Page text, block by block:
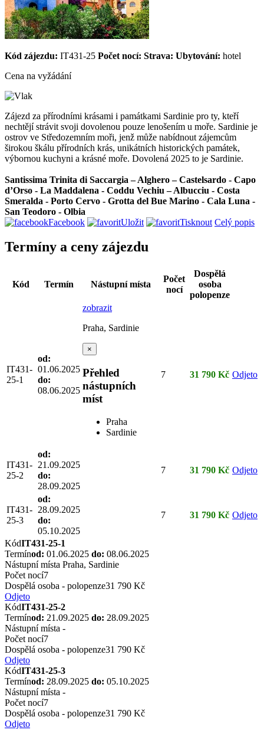
Kód zájezdu: IT431-25 Počet nocí: Strava: Ubytování: hotel
Cena na vyžádání
Zájezd za přírodními krásami i památkami Sardinie pro ty, kteří
nechtějí strávit svoji dovolenou pouze lenošením u moře. Sardinie je
ostrov ve Středozemním moři, jenž může nabídnout zájemcům
širokou škálu přírodních krás, unikátních historických památek,
výbornou kuchyni a krásné moře. Dovolená 2025 to je Sardinie.
Santissima Trinita di Saccargia – Alghero – Castelsardo - Capo
d’Orso - La Maddalena - Coddu Vechiu – Albucciu - Costa
Smeralda - Porto Cervo - Grotta del Bue Marino - Cala Luna -
San Teodoro - Olbia
Facebook
Uložit Tisknout Celý popis
Termíny a ceny zájezdu
Kód Termín Nástupní místa
Počet
nocí
Dospělá
osoba
polopenze
IT431-
25-1
od:
01.06.2025
do:
08.06.2025
zobrazit
Praha, Sardinie
×
Přehled
nástupních
míst
Praha
Sardinie
7 31 790 Kč Odjeto
IT431-
25-2
od:
21.09.2025
do:
28.09.2025
7 31 790 Kč Odjeto
IT431-
25-3
od:
28.09.2025
do:
05.10.2025
7 31 790 Kč Odjeto
KódIT431-25-1
Termínod: 01.06.2025 do: 08.06.2025
Nástupní místa Praha, Sardinie
Počet nocí7
Dospělá osoba - polopenze31 790 Kč
Odjeto
KódIT431-25-2
Termínod: 21.09.2025 do: 28.09.2025
Nástupní místa -
Počet nocí7
Dospělá osoba - polopenze31 790 Kč
Odjeto
KódIT431-25-3
Termínod: 28.09.2025 do: 05.10.2025
Nástupní místa -
Počet nocí7
Dospělá osoba - polopenze31 790 Kč
Odjeto